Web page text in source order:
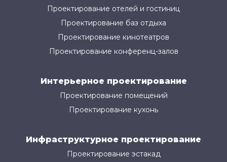
Проектирование отелей и гостиниц
Проектирование баз отдыха
Проектирование кинотеатров
Проектирование конференц-залов
Интерьерное проектирование
Проектирование помещений
Проектирование кухонь
Инфраструктурное проектирование
Проектирование эстакад